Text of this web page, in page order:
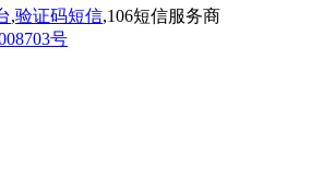
,验证码短信,106短信服务商
号